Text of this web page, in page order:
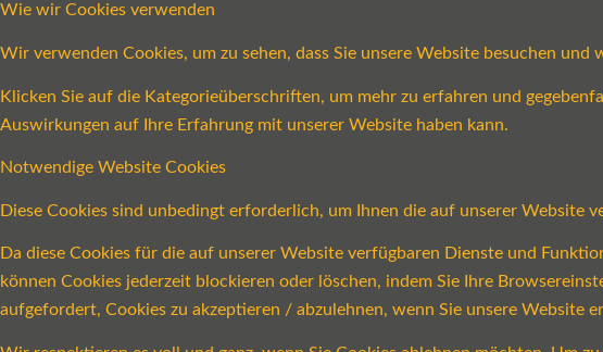
Wie wir Cookies verwenden
Wir verwenden Cookies, um zu sehen, dass Sie unsere Website besuchen
Klicken Sie auf die Kategorieüberschriften, um mehr zu erfahren und
Auswirkungen auf Ihre Erfahrung mit unserer Website haben kann.
Notwendige Website Cookies
Diese Cookies sind unbedingt erforderlich, um Ihnen die auf unserer Website
Da diese Cookies für die auf unserer Website verfügbaren Dienste und
können Cookies jederzeit blockieren oder löschen, indem Sie Ihre
aufgefordert, Cookies zu akzeptieren / abzulehnen, wenn Sie unsere Website